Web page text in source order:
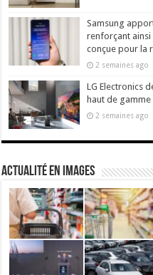
Samsung
renforçant ainsi
conçue pour la
2 semaines ago
LG Electronics
haut de gamme
2 semaines ago
actualité en images